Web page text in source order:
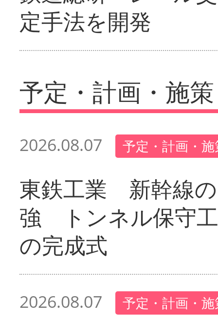
定手法を開発
予定・計画・施策
2026.08.07 予定・計画・
東鉄工業 新幹線
強 トンネル保守
の完成式
2026.08.07 予定・計画・